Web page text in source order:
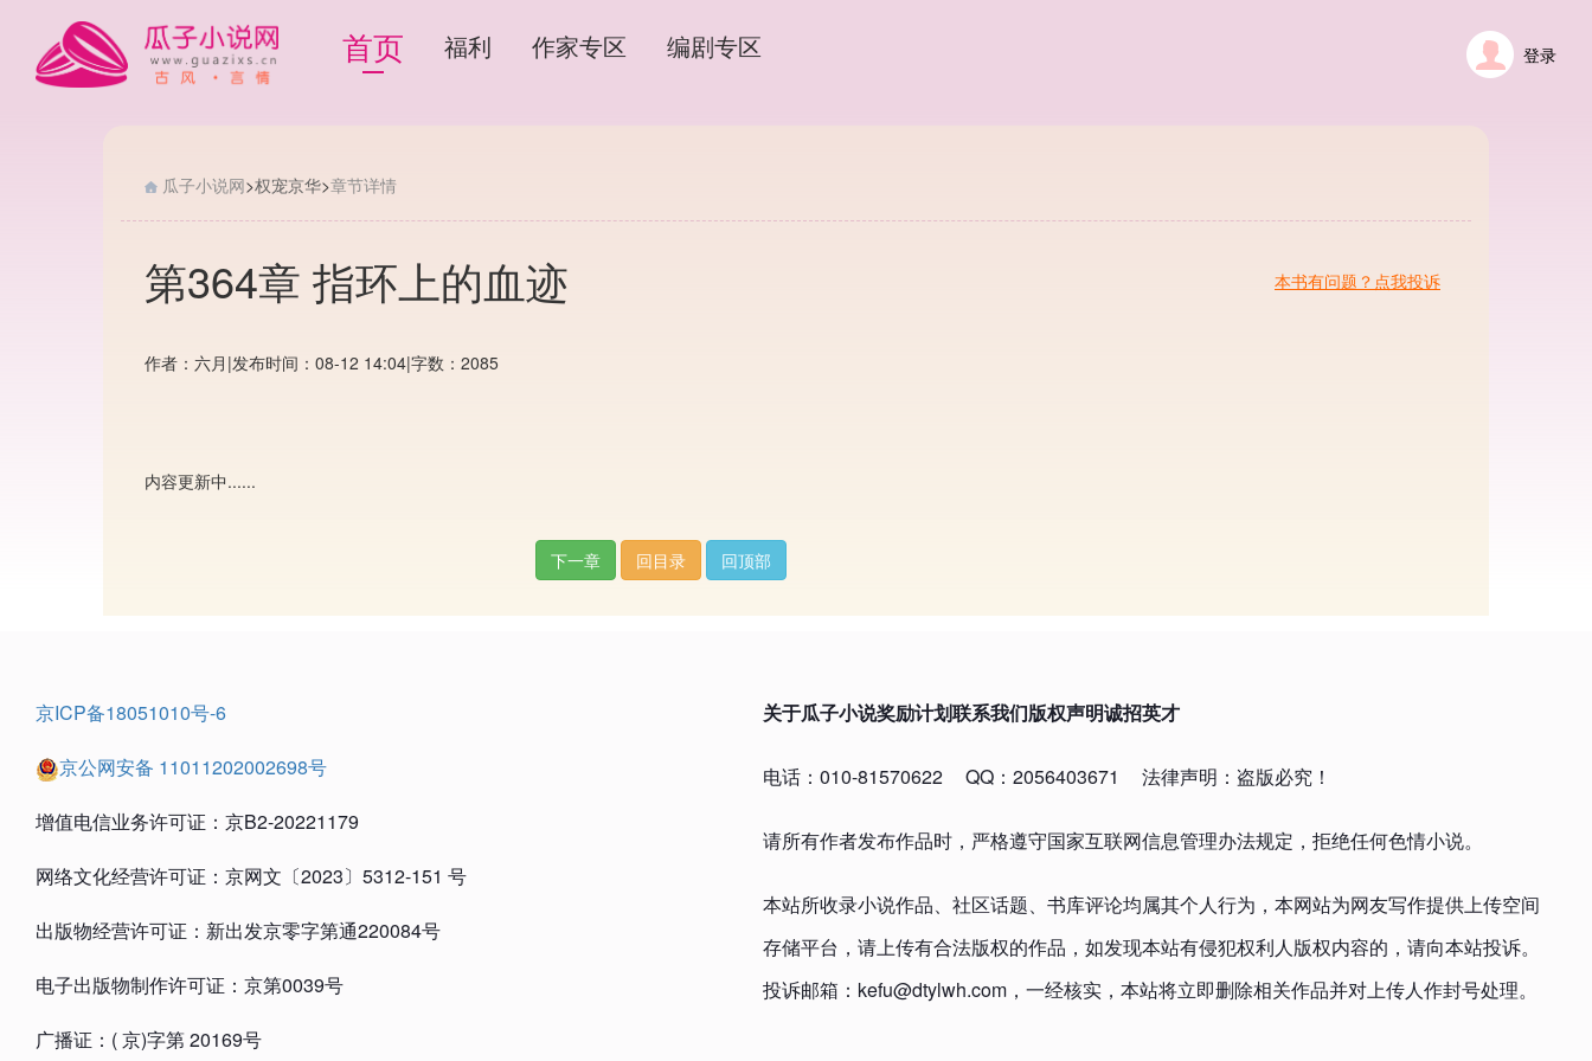
首页 福利 作家专区 编剧专区 登录
瓜子小说网>权宠京华>章节详情
本书有问题？点我投诉
第364章 指环上的血迹
作者：六月 |发布时间：08-12 14:04|字数：2085
内容更新中......
下一章 回目录 回顶部
京ICP备18051010号-6
京公网安备 11011202002698号
增值电信业务许可证：京B2-20221179
网络文化经营许可证：京网文〔2023〕5312-151 号
出版物经营许可证：新出发京零字第通220084号
电子出版物制作许可证：京第0039号
广播证：( 京)字第 20169号
关于瓜子小说奖励计划联系我们版权声明诚招英才
电话：010-81570622 QQ：2056403671 法律声明：盗版必究！
请所有作者发布作品时，严格遵守国家互联网信息管理办法规定，拒绝任何色情小说。
本站所收录小说作品、社区话题、书库评论均属其个人行为，本网站为网友写作提供上传空间
存储平台，请上传有合法版权的作品，如发现本站有侵犯权利人版权内容的，请向本站投诉。
投诉邮箱：kefu@dtylwh.com，一经核实，本站将立即删除相关作品并对上传人作封号处理。